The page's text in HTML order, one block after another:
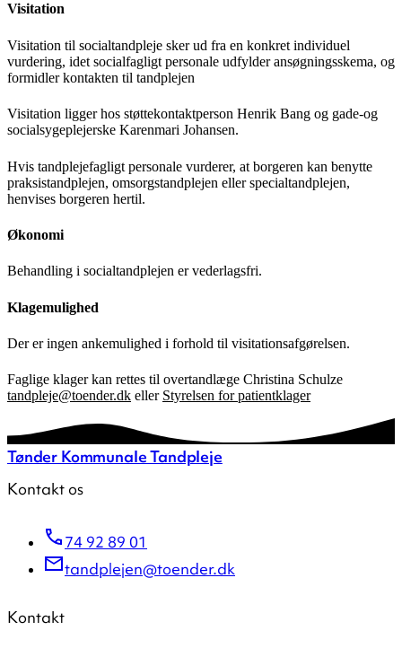
Visitation
Visitation til socialtandpleje sker ud fra en konkret individuel
vurdering, idet socialfagligt personale udfylder ansøgningsskema, og
formidler kontakten til tandplejen
Visitation ligger hos støttekontaktperson Henrik Bang og gade-og
socialsygeplejerske Karenmari Johansen.
Hvis tandplejefagligt personale vurderer, at borgeren kan benytte
praksistandplejen, omsorgstandplejen eller specialtandplejen,
henvises borgeren hertil.
Økonomi
Behandling i socialtandplejen er vederlagsfri.
Klagemulighed
Der er ingen ankemulighed i forhold til visitationsafgørelsen.
Faglige klager kan rettes til overtandlæge Christina Schulze
tandpleje@toender.dk eller Styrelsen for patientklager
Tønder Kommunale Tandpleje
Kontakt os
74 92 89 01
tandplejen@toender.dk
Kontakt